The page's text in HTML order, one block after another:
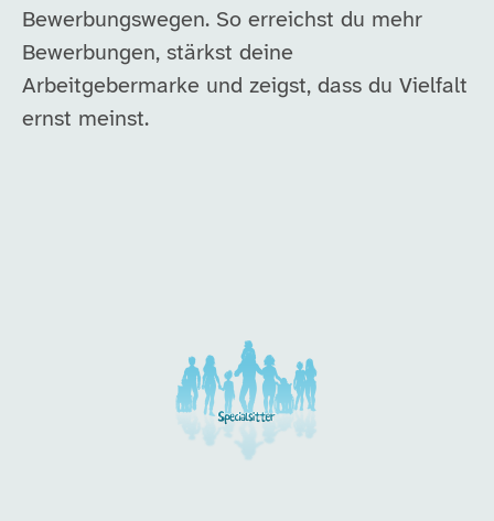
Bewerbungswegen. So erreichst du mehr
Bewerbungen, stärkst deine
Arbeitgebermarke und zeigst, dass du Vielfalt
ernst meinst.
Unsere Arbeitgeber in